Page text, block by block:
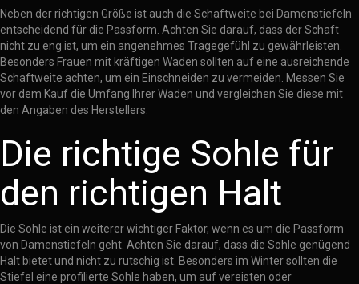
Neben der richtigen Größe ist auch die Schaftweite bei Damenstiefeln
entscheidend für die Passform. Achten Sie darauf, dass der Schaft
nicht zu eng ist, um ein angenehmes Tragegefühl zu gewährleisten.
Besonders Frauen mit kräftigen Waden sollten auf eine ausreichende
Schaftweite achten, um ein Einschneiden zu vermeiden. Messen Sie
vor dem Kauf die Umfang Ihrer Waden und vergleichen Sie diese mit
den Angaben des Herstellers.
Die richtige Sohle für
den richtigen Halt
Die Sohle ist ein weiterer wichtiger Faktor, wenn es um die Passform
von Damenstiefeln geht. Achten Sie darauf, dass die Sohle genügend
Halt bietet und nicht zu rutschig ist. Besonders im Winter sollten die
Stiefel eine profilierte Sohle haben, um auf vereisten oder